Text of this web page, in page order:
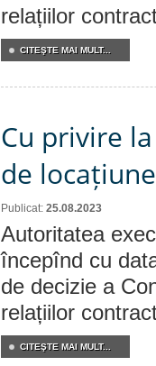
relațiilor
CITEŞTE MAI MULT...
Cu privire
de
Publicat: 25.08.2023
Autoritatea
începînd cu
de decizie a
relațiilor
CITEŞTE MAI MULT...